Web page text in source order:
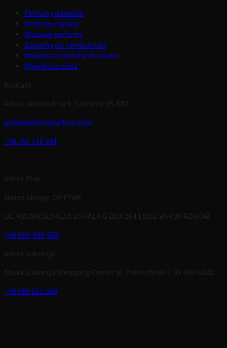
Perfumy damskie
Perfumy męskie
Niszowe perfumy
Zapachy do samochodu
Najlepsze zapachy do domu
Mgiełki do ciała
Kontakt
Adres: Wschodnia 9, Szamoty 05-830
poland@lorisparfum.com
+48 791 716 391
Adres Ptak
Nasze Sklepy: CH PTAK
UL. RZEMIEŚLNICZA 35 HALA G BOX 204 ŁODZ 95-030 RZGÓW
+48 660-699-666
Adres sukcesja
Nowa Sukcesja Shopping Center al. Politechniki 1 93-590 Łódź
+48 698 611 589